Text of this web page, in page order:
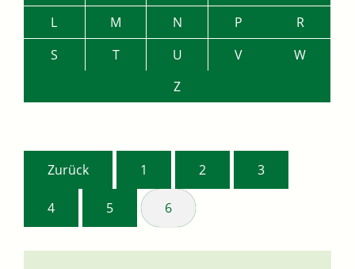
L
M N P
R
S
T U V
W
Z
Zurück 1 2 3
4 5 6